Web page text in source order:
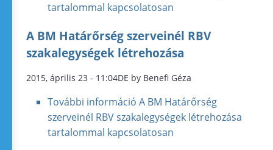
tartalommal kapcsolatosan
A BM Határőrség szerveinél RBV
szakalegységek létrehozása
2015, április 23 - 11:04DE by Benefi Géza
További információ A BM Határőrség
szerveinél RBV szakalegységek létrehozása
tartalommal kapcsolatosan